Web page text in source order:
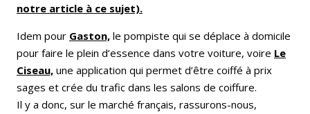
notre article à ce sujet).
Idem pour Gaston, le pompiste qui se déplace à domicile
pour faire le plein d’essence dans votre voiture, voire Le
Ciseau, une application qui permet d’être coiffé à prix
sages et crée du trafic dans les salons de coiffure.
Il y a donc, sur le marché français, rassurons-nous,